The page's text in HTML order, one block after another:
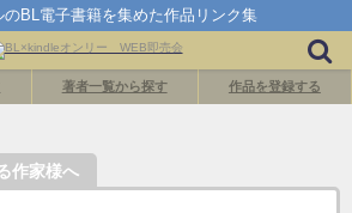
のBL電子書籍を集めた作品リンク集
著者一覧から探す 作品を登録する
作家様へ